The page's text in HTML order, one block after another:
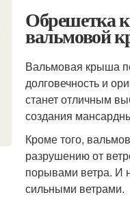
Обрешетка
вальмовой
Вальмовая крыша
долговечность и
станет отличным
создания
Кроме того,
разрушению от
порывами ветра. И
сильными ветрами.